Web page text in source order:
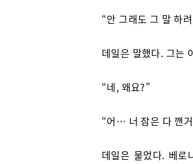
“안 그래도 그 말 하
데일은 말했다. 그는
“네, 왜요?”
“어… 너 잠은 다 깬
데일은 물었다. 베로